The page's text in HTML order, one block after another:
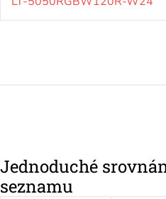
Jednoduché
seznamu